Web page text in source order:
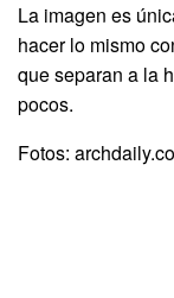
La imagen es
hacer lo mismo
que separan a la
pocos.
Fotos: